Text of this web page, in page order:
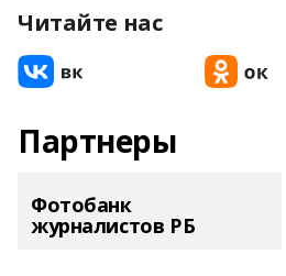
Читайте нас
Партнеры
Фотобанк
журналистов РБ